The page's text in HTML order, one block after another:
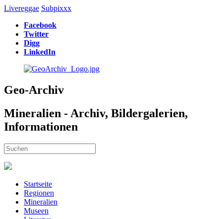
Livereggae Subpixxx
Facebook
Twitter
Digg
LinkedIn
Geo-Archiv
Mineralien - Archiv, Bildergalerien,
Informationen
Startseite
Regionen
Mineralien
Museen